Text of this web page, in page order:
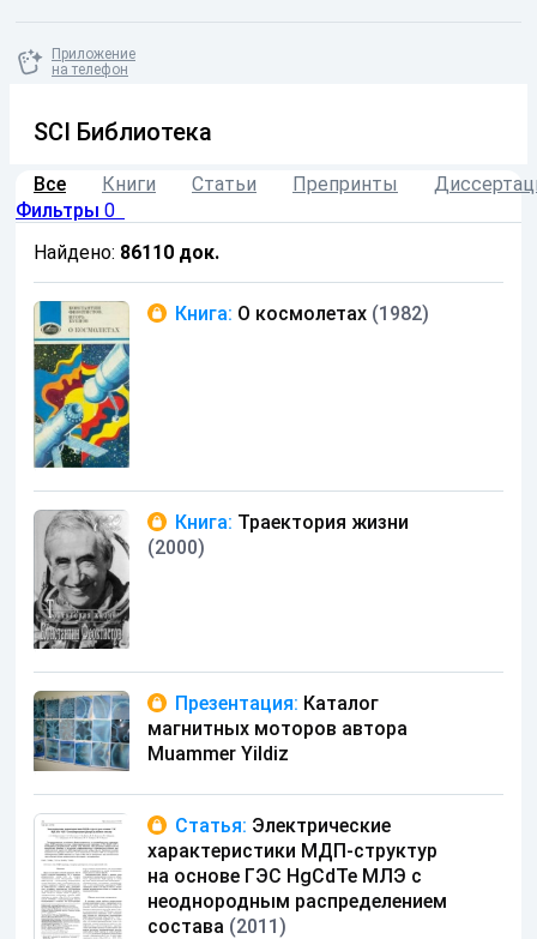
Приложение
на телефон
SCI Библиотека
Все Книги Статьи Препринты
Фильтры 0
Найдено: 86110 док.
Книга: О космолетах (1982)
Книга: Траектория жизни
(2000)
Презентация: Каталог
магнитных моторов автора
Muammer Yildiz
Статья: Электрические
характеристики МДП-структур
на основе ГЭС HgCdTe МЛЭ с
неоднородным распределением
состава (2011)